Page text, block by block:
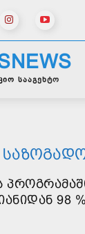
სააგენტო
98